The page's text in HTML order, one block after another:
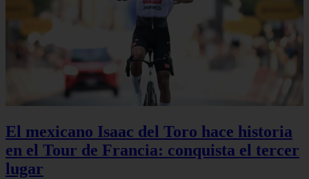
El mexicano Isaac del Toro hace historia
en el Tour de Francia: conquista el tercer
lugar